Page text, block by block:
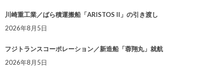
川崎重工業／ばら積運搬船「ARISTOS II」の引き渡し
2026年8月5日
フジトランスコーポレーション／新造船「蓉翔丸」就航
2026年8月5日